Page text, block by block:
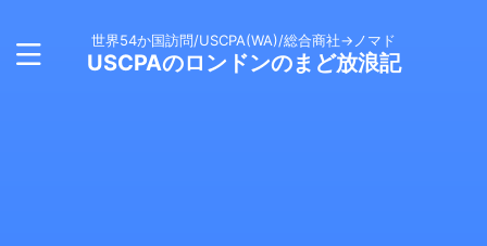
世界54か国訪問/USCPA(WA)/総合商社→ノマド
USCPAのロンドンのまど放浪記